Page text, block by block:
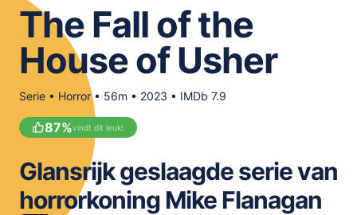
meJane Canal+
FILTER FILMS EN SERIES OP MIJN
DIENSTEN
Download
Binge
App
The Fall of the
House of Usher
Serie • Horror • 56m • 2023 • IMDb 7.9
87%vindt dit leuk!
Glansrijk geslaagde serie van
horrorkoning Mike Flanagan